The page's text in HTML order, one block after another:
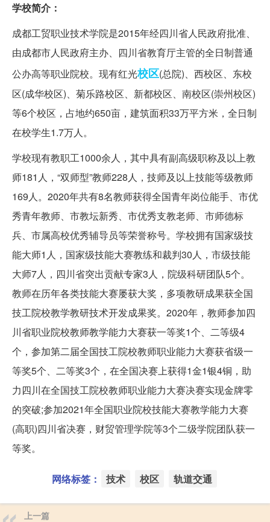
学校简介：
成都工贸职业技术学院是2015年经四川省人民政府批准、
由成都市人民政府主办、四川省教育厅主管的全日制普通
公办高等职业院校。现有红光校区(总院)、西校区、东校
区(成华校区)、菊乐路校区、新都校区、南校区(崇州校区)
等6个校区，占地约650亩，建筑面积33万平方米，全日制
在校学生1.7万人。
学校现有教职工1000余人，其中具有副高级职称及以上教
师181人，“双师型”教师228人，技师及以上技能等级教师
169人。2020年共有8名教师获得全国青年岗位能手、市优
秀青年教师、市教坛新秀、市优秀支教老师、市师德标
兵、市属高校优秀辅导员等荣誉称号。学校拥有国家级技
能大师1人，国家级技能大赛教练和裁判30人，市级技能
大师7人，四川省突出贡献专家3人，院级科研团队5个。
教师在历年各类技能大赛屡获大奖，多项教研成果获全国
技工院校教学教研技术开发成果奖。2020年，教师参加四
川省职业院校教师教学能力大赛获一等奖1个、二等级4
个，参加第二届全国技工院校教师职业能力大赛获省级一
等奖5个、二等奖3个，在全国决赛上获得1金1银4铜，助
力四川在全国技工院校教师职业能力大赛决赛实现金牌零
的突破;参加2021年全国职业院校技能大赛教学能力大赛
(高职)四川省决赛，财贸管理学院等3个二级学院团队获一
等奖。
网络标签： 技术 校区 轨道交通
上一篇